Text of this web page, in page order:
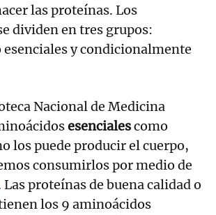
las proteínas. Los
dividen en tres grupos:
esenciales y condicionalmente
Nacional de Medicina
esencialescomo
los puede producir el cuerpo,
consumirlos por medio de
Las proteínas de buena calidad o
los 9 aminoácidos